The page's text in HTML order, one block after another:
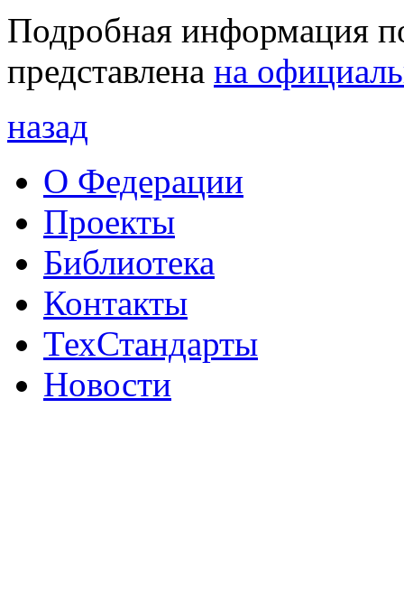
Подробная информация
представлена на
назад
О Федерации
Проекты
Библиотека
Контакты
ТехСтандарты
Новости